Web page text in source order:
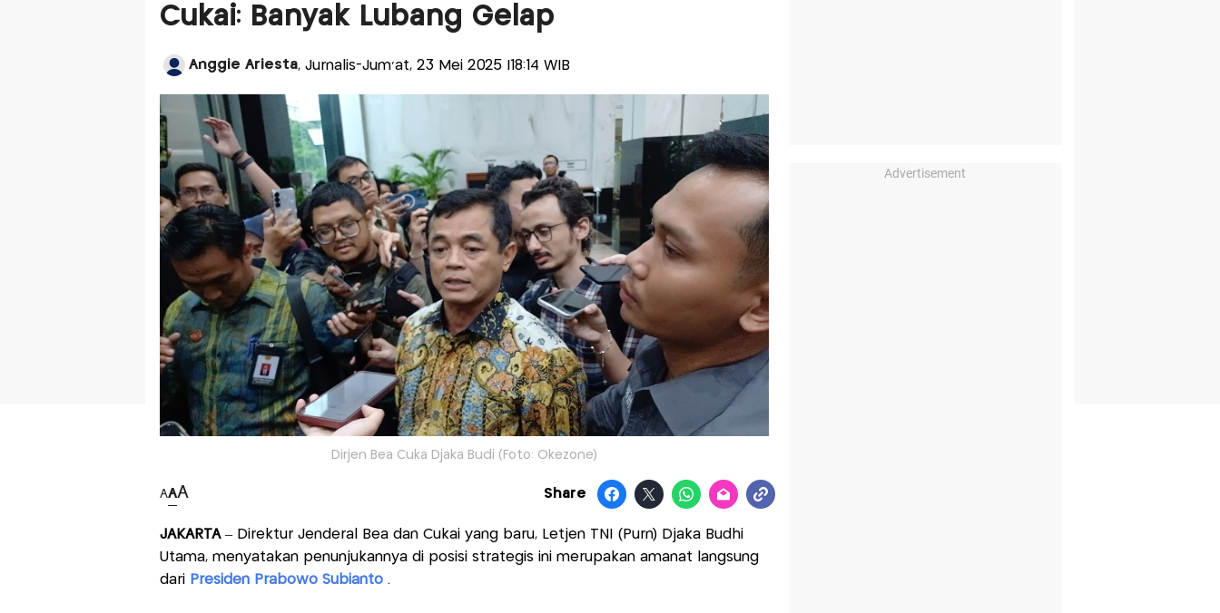
Cukai: Banyak Lubang Gelap
Anggie Ariesta, Jurnalis-Jum'at, 23 Mei 2025 |18:14 WIB
Dirjen Bea Cuka Djaka Budi (Foto: Okezone)
AAA Share
JAKARTA– Direktur Jenderal Bea dan Cukai yang baru, Letjen TNI (Purn) Djaka Budhi
Utama, menyatakan penunjukannya di posisi strategis ini merupakan amanat langsung
dari Presiden Prabowo Subianto.
Advertisement